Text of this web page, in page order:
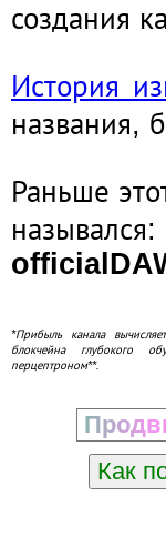
создания
История
названия,
Раньше
назывался:
*Прибыль канала
блокчейна глубокого
перцептроном**.
Как